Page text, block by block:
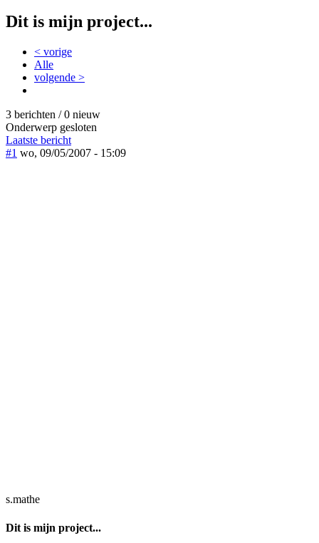
Dit is mijn project...
< vorige
Alle
volgende >
3 berichten / 0 nieuw
Onderwerp gesloten
Laatste bericht
#1 wo, 09/05/2007 - 15:09
s.mathe
Dit is mijn project...